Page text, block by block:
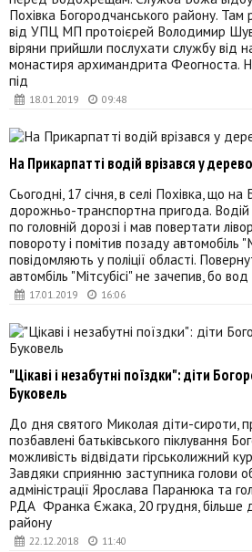
18.01.2019 09:48
Похівка Богородчанського району.
від УПЦ МП протоієрей Володимир
віряни прийшли послухати службу від
монастиря архимандрита Феогноста.
під
17.01.2019 16:06
На Прикарпатті водій врізався у
Сьогодні, 17 січня, в селі Похівка, що
дорожньо-транспортна пригода. Водій
по головній дорозі і мав повертати
повороту і помітив позаду автомобіль
повідомляють у поліції області.
автомбіль "Мітсубісі" не зачепив, бо вод
22.12.2018 11:40
"Цікаві і незабутні поїздки": діти
Буковель
До дня святого Миколая діти-сироти,
позбавлені батьківського піклування
можливість відвідати гірськолижний
Завдяки сприянню заступника голови
адміністрації Ярослава Паранюка та
РДА Франка Єжака, 20 грудня, більше
району